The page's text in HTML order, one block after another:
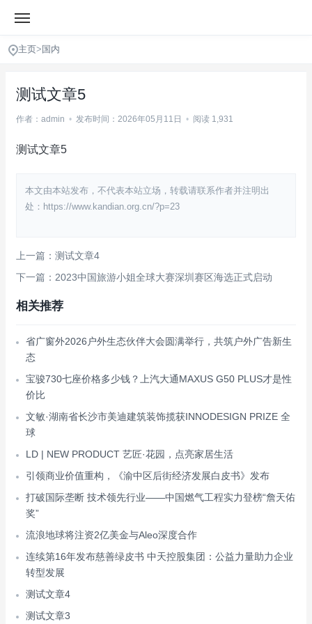
主页> 国内
测试文章5
作者：admin • 发布时间：2026年05月11日 • 阅读 1,931
测试文章5
本文由本站发布，不代表本站立场，转载请联系作者并注明出
处：https://www.kandian.org.cn/?p=23
上一篇：测试文章4
下一篇：2023中国旅游小姐全球大赛深圳赛区海选正式启动
相关推荐
省广窗外2026户外生态伙伴大会圆满举行，共筑户外广告新生
态
宝骏730七座价格多少钱？上汽大通MAXUS G50 PLUS才是性
价比
文敏·湖南省长沙市美迪建筑装饰揽获INNODESIGN PRIZE 全
球
LD | NEW PRODUCT 艺匠·花园，点亮家居生活
引领商业价值重构，《渝中区后街经济发展白皮书》发布
打破国际垄断 技术领先行业——中国燃气工程实力登榜“詹天佑
奖”
流浪地球将注资2亿美金与Aleo深度合作
连续第16年发布慈善绿皮书 中天控股集团：公益力量助力企业
转型发展
测试文章4
测试文章3